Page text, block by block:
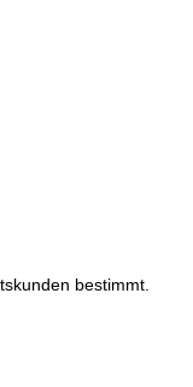
bestimmt.